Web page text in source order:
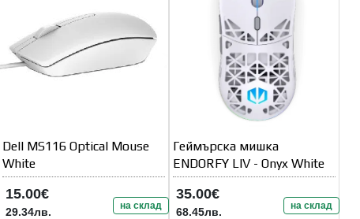
Dell MS116 Optical Mouse
White
15.00€
29.34лв. на склад
Геймърска мишка
ENDORFY LIV - Onyx White
35.00€
68.45лв. на склад